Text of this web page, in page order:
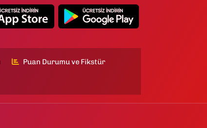
Puan Durumu ve Fikstür